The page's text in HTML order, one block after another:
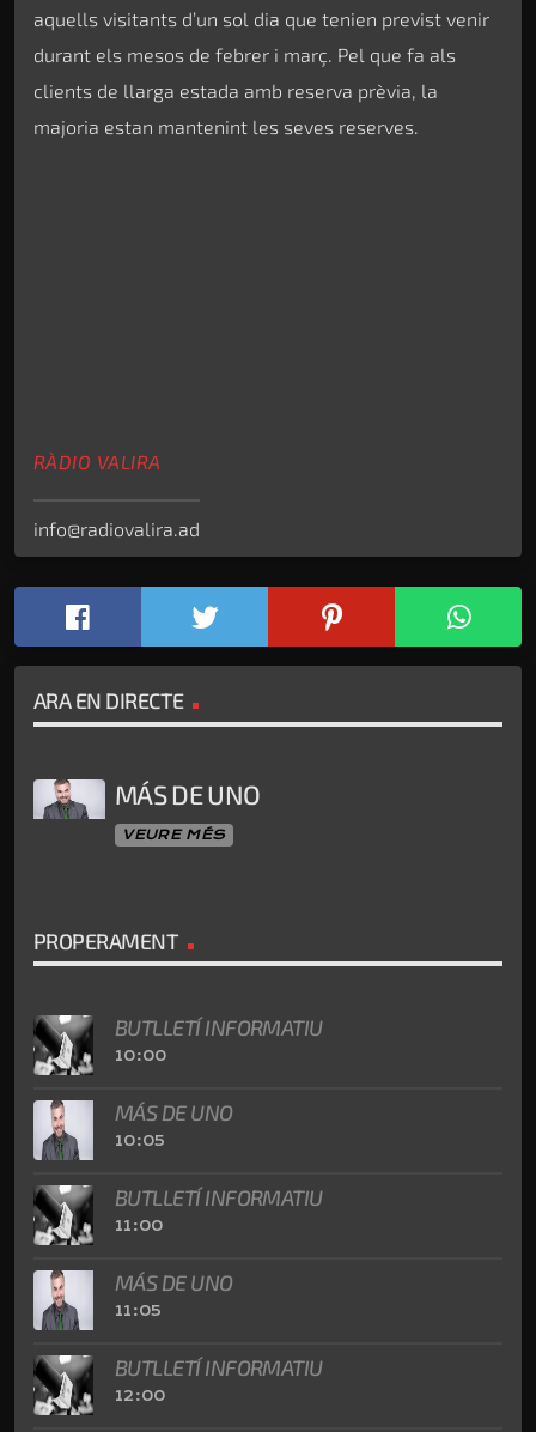
aquells visitants d’un sol dia que tenien previst venir
durant els mesos de febrer i març. Pel que fa als
clients de llarga estada amb reserva prèvia, la
majoria estan mantenint les seves reserves.
RÀDIO VALIRA
info@radiovalira.ad
ARA EN DIRECTE
MÁS DE UNO
VEURE MÉS
PROPERAMENT
BUTLLETÍ INFORMATIU
10:00
MÁS DE UNO
10:05
BUTLLETÍ INFORMATIU
11:00
MÁS DE UNO
11:05
BUTLLETÍ INFORMATIU
12:00